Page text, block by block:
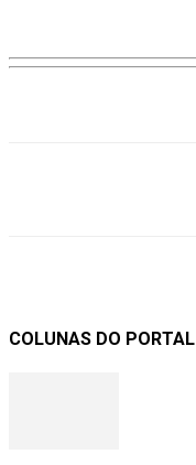
COLUNAS DO PORTAL